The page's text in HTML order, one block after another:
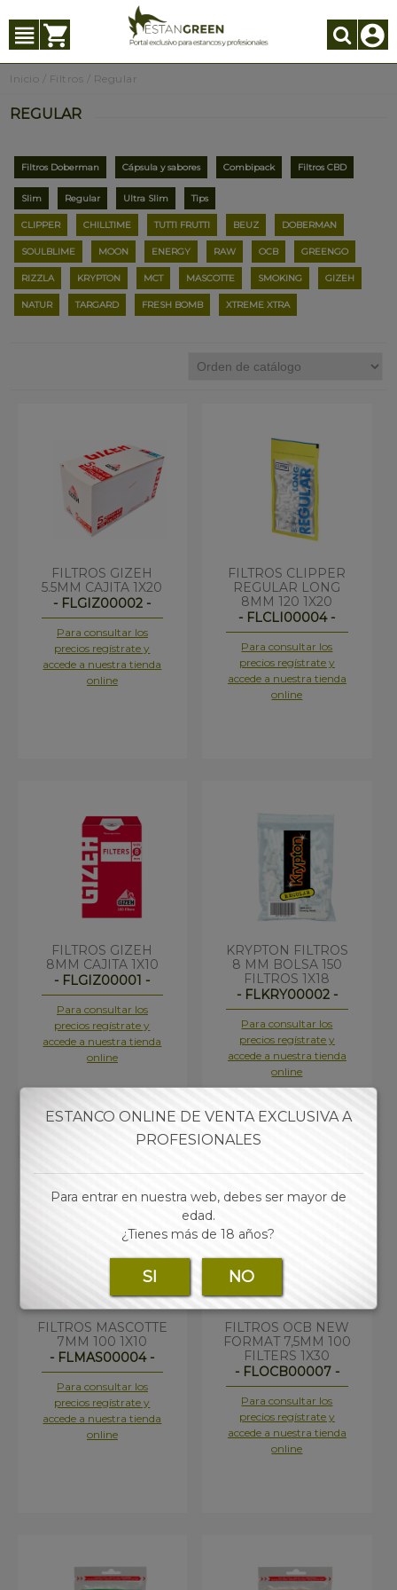
Inicio Filtros Regular
REGULAR
Filtros Doberman Cápsula y sabores Combipack Filtros CBD
Slim Regular Ultra Slim Tips
CLIPPER CHILLTIME TUTTI FRUTTI BEUZ DOBERMAN
SOULBLIME MOON ENERGY RAW OCB GREENGO
RIZZLA KRYPTON MCT MASCOTTE SMOKING GIZEH
NATUR TARGARD FRESH BOMB XTREME XTRA
FILTROS GIZEH
5.5MM CAJITA 1X20
- FLGIZ00002 -
Para consultar los
precios regístrate y
accede a nuestra tienda
online
FILTROS CLIPPER
REGULAR LONG
8MM 120 1X20
- FLCLI00004 -
Para consultar los
precios regístrate y
accede a nuestra tienda
online
FILTROS GIZEH
8MM CAJITA 1X10
- FLGIZ00001 -
Para consultar los
precios regístrate y
accede a nuestra tienda
online
KRYPTON FILTROS
8 MM BOLSA 150
FILTROS 1X18
- FLKRY00002 -
Para consultar los
precios regístrate y
accede a nuestra tienda
online
FILTROS MASCOTTE
7MM 100 1X10
- FLMAS00004 -
Para consultar los
precios regístrate y
accede a nuestra tienda
online
FILTROS OCB NEW
FORMAT 7,5MM 100
FILTERS 1X30
- FLOCB00007 -
Para consultar los
precios regístrate y
accede a nuestra tienda
online
ESTANCO ONLINE DE VENTA EXCLUSIVA A
PROFESIONALES
Para entrar en nuestra web, debes ser mayor de
edad.
¿Tienes más de 18 años?
SI NO